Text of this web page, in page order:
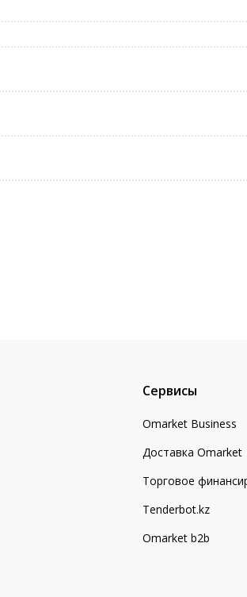
Сервисы
Omarket Business
Доставка Omarket
Торговое
Tenderbot.kz
Omarket b2b